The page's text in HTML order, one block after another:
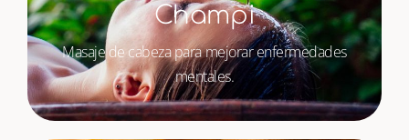
Champi
Masaje de cabeza para mejorar enfermedades
mentales.